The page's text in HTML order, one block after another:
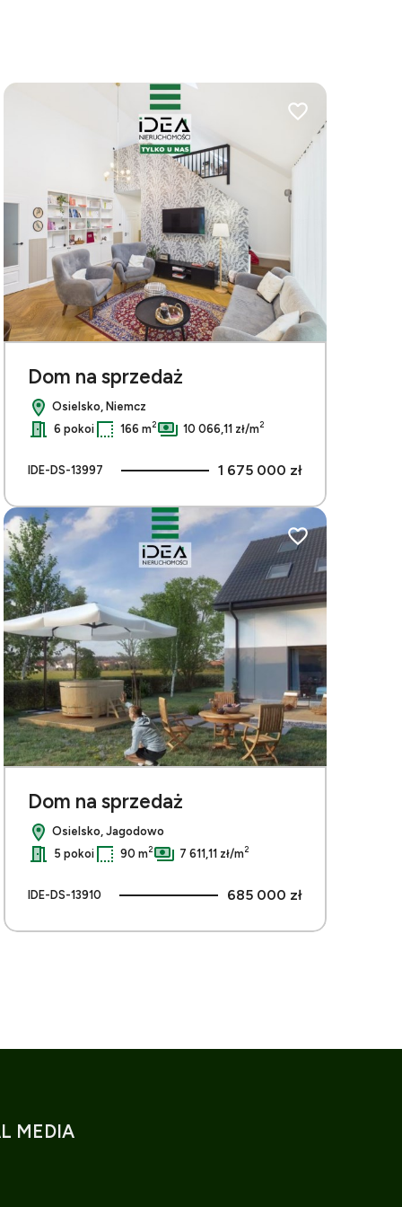
Leaflet| © OpenMapTiles
Dodaj do ulubionych
Dom na sprzedaż
Osielsko, Niemcz
6 pokoi
166 m2 10 066,11 zł/m2
IDE-DS-13997 1 675 000 zł
Dodaj do ulubionych
Dom na sprzedaż
Osielsko, Jagodowo
5 pokoi
90 m2 7 611,11 zł/m2
IDE-DS-13910 685 000 zł
MEDIA